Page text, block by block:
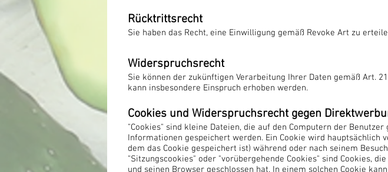
Rücktrittsrecht
Sie haben das Recht, eine Einwilligung gemäß Revoke Art zu
Widerspruchsrecht
Sie können der zukünftigen Verarbeitung Ihrer Daten gemäß Art.
kann insbesondere Einspruch erhoben werden.
Cookies und Widerspruchsrecht gegen
"Cookies" sind kleine Dateien, die auf den Computern der
Informationen gespeichert werden. Ein Cookie wird
dem das Cookie gespeichert ist) während oder nach seinem
"Sitzungscookies" oder "vorübergehende Cookies" sind Cookies,
und seinen Browser geschlossen hat. In einem solchen Cookie